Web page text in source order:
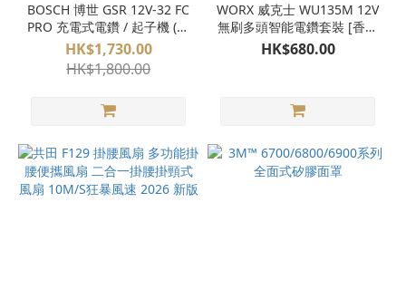
BOSCH 博世 GSR 12V-32 FC
PRO 充電式電鑽 / 起子機 (淨
機) 多用途 可換頭 FlexiClick
HK$1,730.00
HK$1,800.00
WORX 威克士 WU135M 12V
無刷多頭智能電鑽套裝 [香港
行貨]
HK$680.00